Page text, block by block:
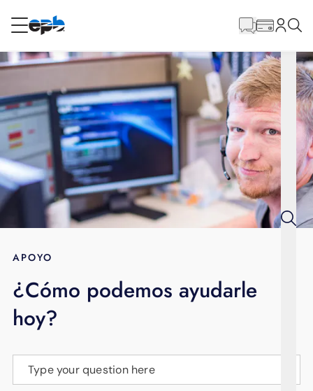
RESIDENCIAL
Internet
Energía
Televisión
BLOG
APOYO
principal
APOYO
¿Cómo podemos ayudarle
hoy?
Type your question here